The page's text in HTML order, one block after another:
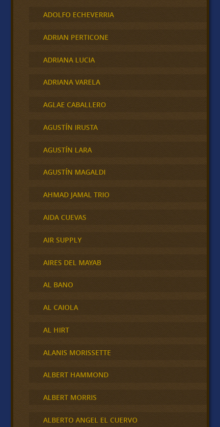
ADOLFO ECHEVERRIA
ADRIAN PERTICONE
ADRIANA LUCIA
ADRIANA VARELA
AGLAE CABALLERO
AGUSTÍN IRUSTA
AGUSTÍN LARA
AGUSTÍN MAGALDI
AHMAD JAMAL TRIO
AIDA CUEVAS
AIR SUPPLY
AIRES DEL MAYAB
AL BANO
AL CAIOLA
AL HIRT
ALANIS MORISSETTE
ALBERT HAMMOND
ALBERT MORRIS
ALBERTO ANGEL EL CUERVO